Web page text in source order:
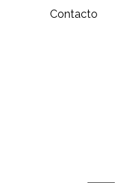
Contacto